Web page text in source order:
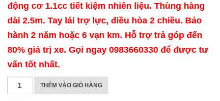
động cơ 1.1cc tiết kiệm nhiên liệu. Thùng hàng
dài 2.5m. Tay lái trợ lực, điều hòa 2 chiều. Bảo
hành 2 năm hoặc 6 vạn km. Hỗ trợ trả góp đến
80% giá trị xe. Gọi ngay 0983660330 để được tư
vấn tốt nhất.
XE
THÊM VÀO GIỎ HÀNG